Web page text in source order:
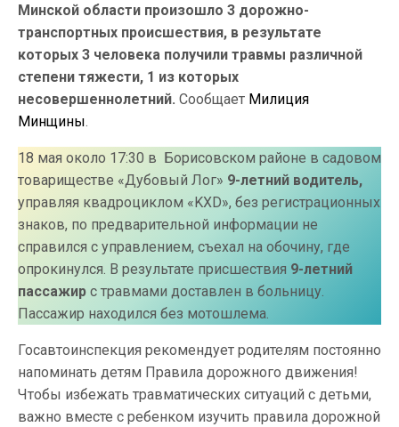
Минской области произошло 3 дорожно-
транспортных происшествия, в результате
которых 3 человека получили травмы различной
степени тяжести, 1 из которых
несовершеннолетний. Сообщает Милиция
Минщины.
18 мая около 17:30 в Борисовском районе в садовом
товариществе «Дубовый Лог» 9-летний водитель,
управляя квадроциклом «KXD», без регистрационных
знаков, по предварительной информации не
справился с управлением, съехал на обочину, где
опрокинулся. В результате присшествия 9-летний
пассажир с травмами доставлен в больницу.
Пассажир находился без мотошлема.
Госавтоинспекция рекомендует родителям постоянно
напоминать детям Правила дорожного движения!
Чтобы избежать травматических ситуаций с детьми,
важно вместе с ребенком изучить правила дорожной